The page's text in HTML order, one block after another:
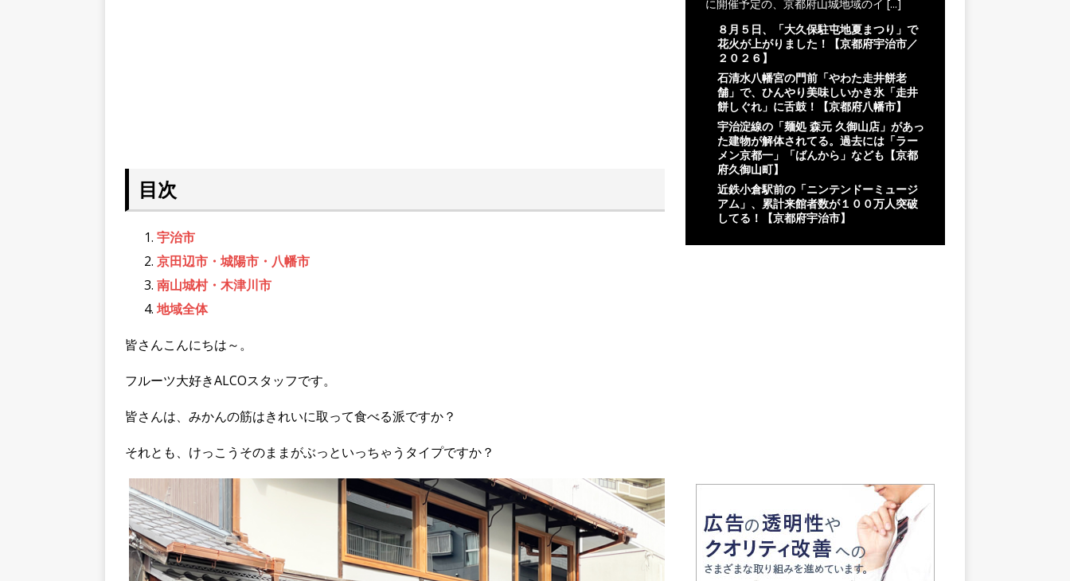
目次
宇治市
京田辺市・城陽市・八幡市
南山城村・木津川市
地域全体
皆さんこんにちは～。
フルーツ大好きALCOスタッフです。
皆さんは、みかんの筋はきれいに取って食べる派ですか？
それとも、けっこうそのままがぶっといっちゃうタイプですか？
に開催予定の、京都府山城地域のイ [...]
８月５日、「大久保駐屯地夏まつり」で
花火が上がりました！【京都府宇治市／
２０２６】
石清水八幡宮の門前「やわた走井餅老
舗」で、ひんやり美味しいかき氷「走井
餅しぐれ」に舌鼓！【京都府八幡市】
宇治淀線の「麺処 森元 久御山店」があっ
た建物が解体されてる。過去には「ラー
メン京都一」「ばんから」なども【京都
府久御山町】
近鉄小倉駅前の「ニンテンドーミュージ
アム」、累計来館者数が１００万人突破
してる！【京都府宇治市】